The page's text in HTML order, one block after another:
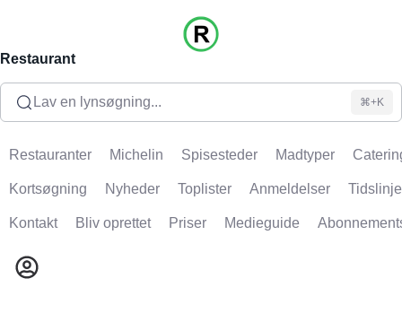
Restaurant
Lav en lynsøgning... ⌘+K
Restauranter Michelin Spisesteder Madtyper
Kortsøgning Nyheder Toplister Anmeldelser Tidslinje
Kontakt Bliv oprettet Priser Medieguide